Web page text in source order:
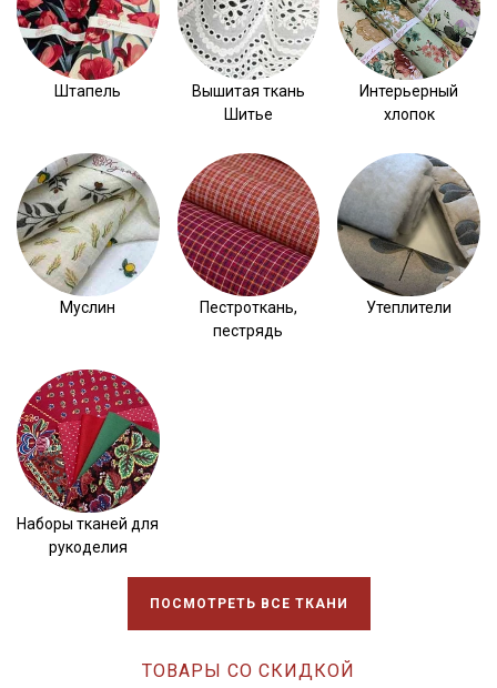
Штапель
Вышитая ткань
Шитье
Интерьерный
хлопок
Муслин
Пестроткань,
пестрядь
Утеплители
Наборы тканей для
рукоделия
ПОСМОТРЕТЬ ВСЕ ТКАНИ
ТОВАРЫ СО СКИДКОЙ